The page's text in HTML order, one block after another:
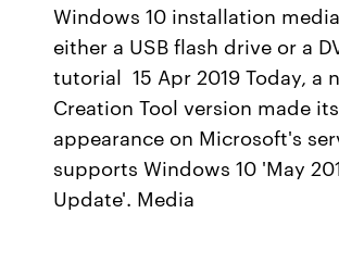
Windows 10 installation
either a USB flash drive or a
tutorial 15 Apr 2019 Today, a
Creation Tool version made
appearance on Microsoft's
supports Windows 10 'May
Update'. Media